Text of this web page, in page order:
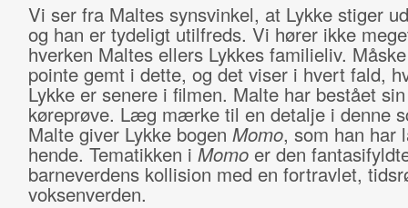
Vi ser fra Maltes synsvinkel, at Lykke stiger
og han er tydeligt utilfreds. Vi hører ikke
hverken Maltes ellers Lykkes familieliv.
pointe gemt i dette, og det viser i hvert fald,
Lykke er senere i filmen. Malte har bestået sin
køreprøve. Læg mærke til en detalje i denne
Malte giver Lykke bogen Momo, som han har
hende. Tematikken i Momoer den
barneverdens kollision med en fortravlet,
voksenverden.